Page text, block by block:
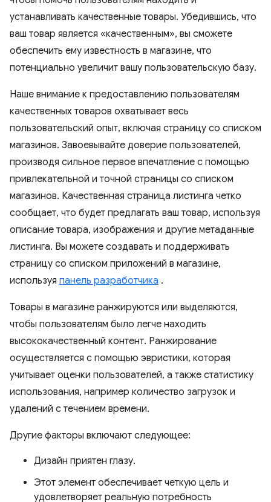
устанавливать качественные товары. Убедившись, что
ваш товар является «качественным», вы сможете
обеспечить ему известность в магазине, что
потенциально увеличит вашу пользовательскую базу.
Наше внимание к предоставлению пользователям
качественных товаров охватывает весь
пользовательский опыт, включая страницу со списком
магазинов. Завоевывайте доверие пользователей,
производя сильное первое впечатление с помощью
привлекательной и точной страницы со списком
магазинов. Качественная страница листинга четко
сообщает, что будет предлагать ваш товар, используя
описание товара, изображения и другие метаданные
листинга. Вы можете создавать и поддерживать
страницу со списком приложений в магазине,
используя панель разработчика .
Товары в магазине ранжируются или выделяются,
чтобы пользователям было легче находить
высококачественный контент. Ранжирование
осуществляется с помощью эвристики, которая
учитывает оценки пользователей, а также статистику
использования, например количество загрузок и
удалений с течением времени.
Другие факторы включают следующее:
Дизайн приятен глазу.
Этот элемент обеспечивает четкую цель и
удовлетворяет реальную потребность